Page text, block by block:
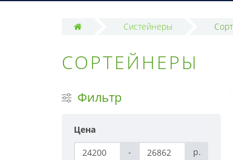
Систейнеры
СОРТЕЙНЕРЫ
Фильтр
Цена
-
р.